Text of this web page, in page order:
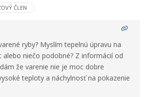
ČLEN
ryby? Myslím tepelnú úpravu na
alebo niečo podobné? Z informácií od
že varenie nie je moc dobre
teploty a náchylnosť na pokazenie